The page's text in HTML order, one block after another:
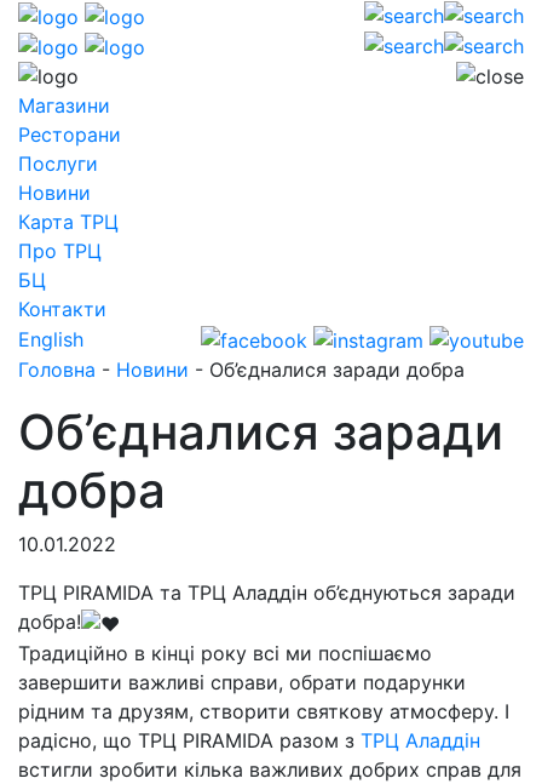
Магазини
Ресторани
Послуги
Новини
Карта ТРЦ
Про ТРЦ
БЦ
Контакти
English
Головна - Новини - Об’єдналися заради добра
Об’єдналися заради
добра
10.01.2022
ТРЦ PIRAMIDA та ТРЦ Аладдін об’єднуються заради
добра!
Традиційно в кінці року всі ми поспішаємо
завершити важливі справи, обрати подарунки
рідним та друзям, створити святкову атмосферу. І
радісно, що ТРЦ PIRAMIDA разом з ТРЦ Аладдін
встигли зробити кілька важливих добрих справ для